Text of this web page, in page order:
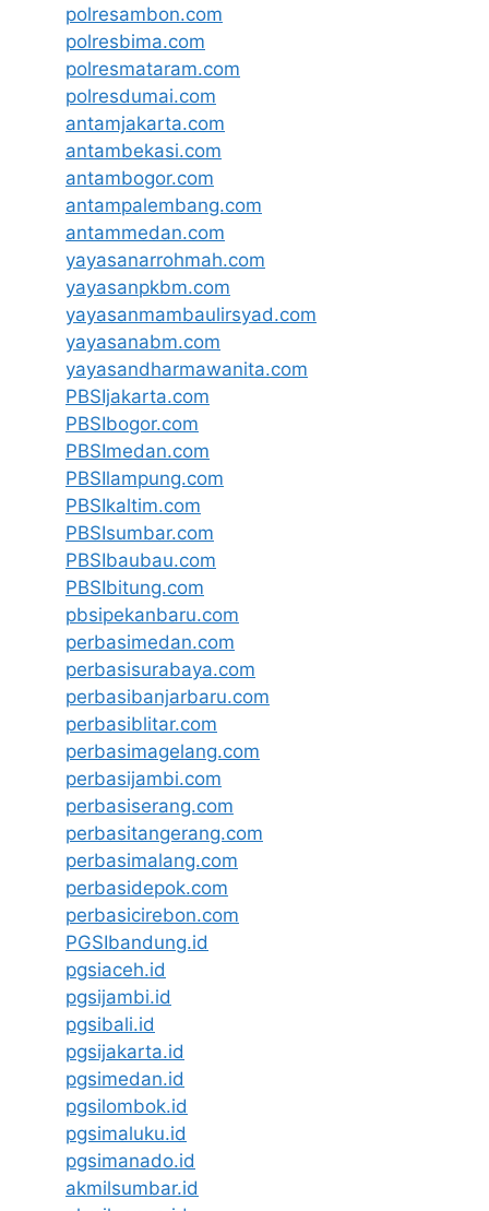
polresambon.com
polresbima.com
polresmataram.com
polresdumai.com
antamjakarta.com
antambekasi.com
antambogor.com
antampalembang.com
antammedan.com
yayasanarrohmah.com
yayasanpkbm.com
yayasanmambaulirsyad.com
yayasanabm.com
yayasandharmawanita.com
PBSIjakarta.com
PBSIbogor.com
PBSImedan.com
PBSIlampung.com
PBSIkaltim.com
PBSIsumbar.com
PBSIbaubau.com
PBSIbitung.com
pbsipekanbaru.com
perbasimedan.com
perbasisurabaya.com
perbasibanjarbaru.com
perbasiblitar.com
perbasimagelang.com
perbasijambi.com
perbasiserang.com
perbasitangerang.com
perbasimalang.com
perbasidepok.com
perbasicirebon.com
PGSIbandung.id
pgsiaceh.id
pgsijambi.id
pgsibali.id
pgsijakarta.id
pgsimedan.id
pgsilombok.id
pgsimaluku.id
pgsimanado.id
akmilsumbar.id